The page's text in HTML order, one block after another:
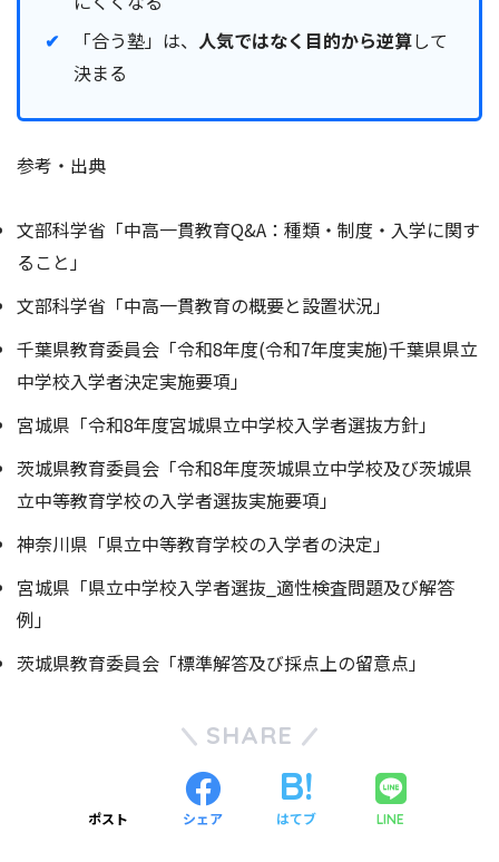
「合う塾」は、 人気ではなく目的から逆算して
決まる
参考・出典
文部科学省「中高一貫教育Q&A：種類・制度・入学に関す
ること」
文部科学省「中高一貫教育の概要と設置状況」
千葉県教育委員会「令和8年度(令和7年度実施)千葉県県立
中学校入学者決定実施要項」
宮城県「令和8年度宮城県立中学校入学者選抜方針」
茨城県教育委員会「令和8年度茨城県立中学校及び茨城県
立中等教育学校の入学者選抜実施要項」
神奈川県「県立中等教育学校の入学者の決定」
宮城県「県立中学校入学者選抜_適性検査問題及び解答
例」
茨城県教育委員会「標準解答及び採点上の留意点」
SHARE
ポスト シェア はてブ LINE